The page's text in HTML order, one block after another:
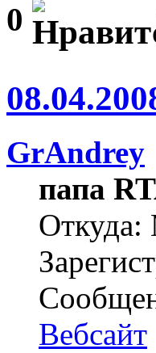
0
GrAndrey
папа
Откуда:
Вебсайт